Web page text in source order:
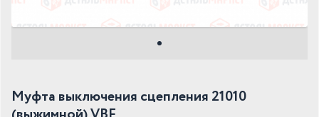
Муфта выключения сцепления 21010